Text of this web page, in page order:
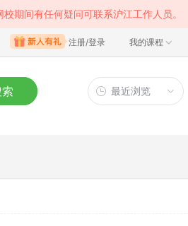
期间有任何疑问可联系沪江工作人员。
注册/登录 我的课程
最近浏览